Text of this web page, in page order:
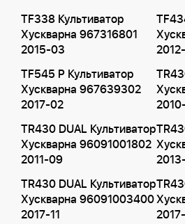
TF338 Культиватор
Хускварна 967316801
2015-03
TF545 P Культиватор
Хускварна 967639302
2017-02
TR430 DUAL Культиватор
Хускварна 96091001802
2011-09
TR430 DUAL Культиватор
Хускварна 96091003400
2017-11